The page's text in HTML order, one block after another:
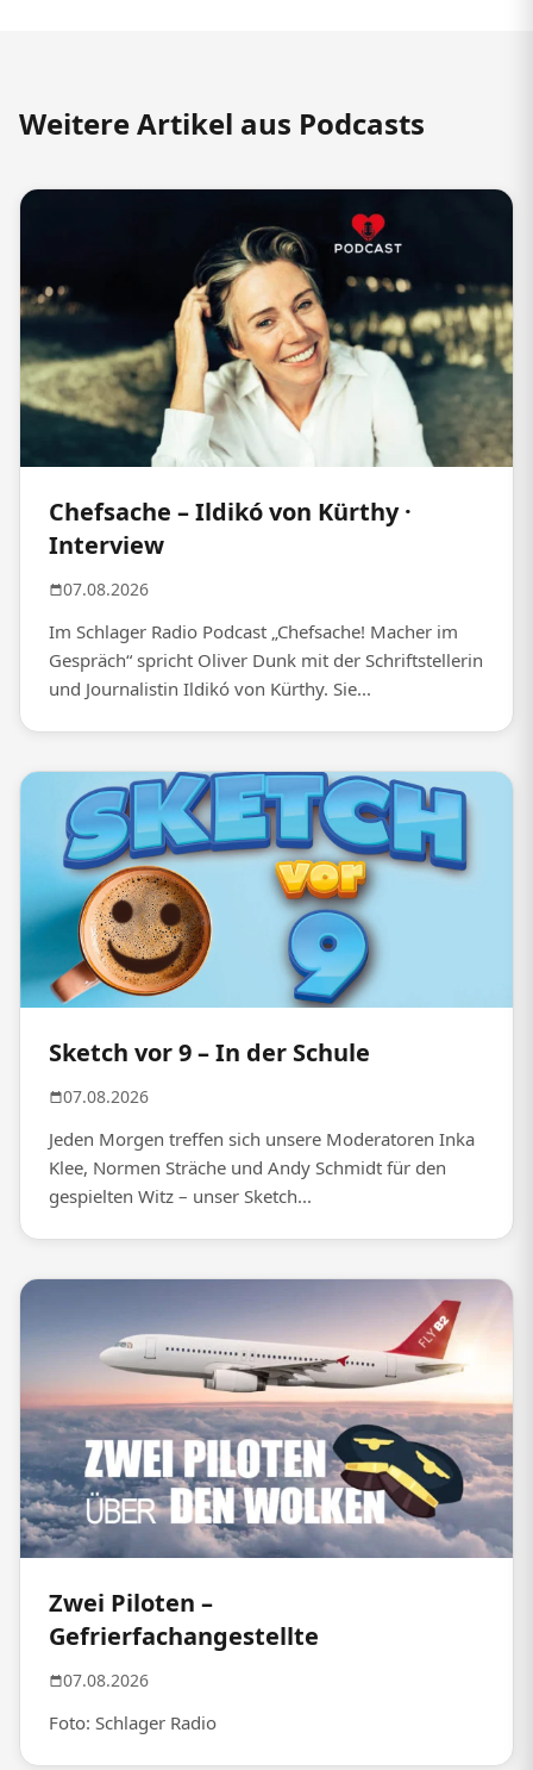
Weitere Artikel aus Podcasts
Chefsache – Ildikó von Kürthy ·
Interview
07.08.2026
Im Schlager Radio Podcast „Chefsache! Macher im
Gespräch“ spricht Oliver Dunk mit der Schriftstellerin
und Journalistin Ildikó von Kürthy. Sie...
Sketch vor 9 – In der Schule
07.08.2026
Jeden Morgen treffen sich unsere Moderatoren Inka
Klee, Normen Sträche und Andy Schmidt für den
gespielten Witz – unser Sketch...
Zwei Piloten –
Gefrierfachangestellte
07.08.2026
Foto: Schlager Radio